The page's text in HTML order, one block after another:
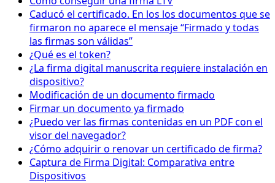
Caducó el certificado. En los los documentos que se
firmaron no aparece el mensaje “Firmado y todas
las firmas son válidas”
¿Qué es el token?
¿La firma digital manuscrita requiere instalación en
dispositivo?
Modificación de un documento firmado
Firmar un documento ya firmado
¿Puedo ver las firmas contenidas en un PDF con el
visor del navegador?
¿Cómo adquirir o renovar un certificado de firma?
Captura de Firma Digital: Comparativa entre
Dispositivos